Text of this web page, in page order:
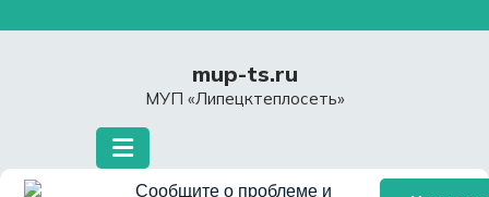
mup-ts.ru
МУП «Липецктеплосеть»
Сообщите о проблеме и